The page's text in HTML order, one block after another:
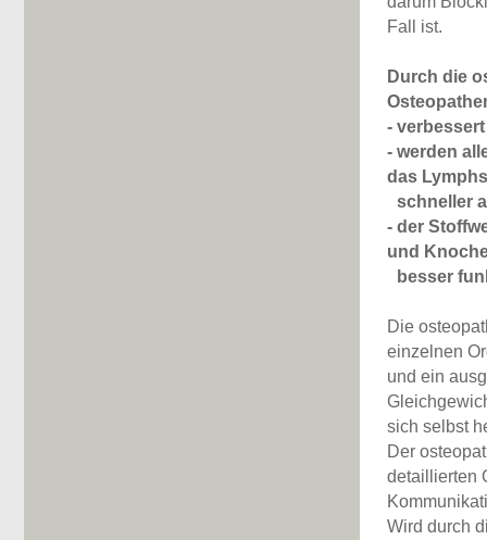
Fall ist.
Durch die
-
- werden
das
schneller
- der
und
besser
Die
einzelnen
und ein
sich selbst
Der
detaillierten
Wird durch